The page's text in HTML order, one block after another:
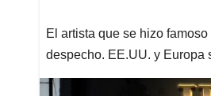
El artista que se hizo
despecho. EE.UU. y Europa